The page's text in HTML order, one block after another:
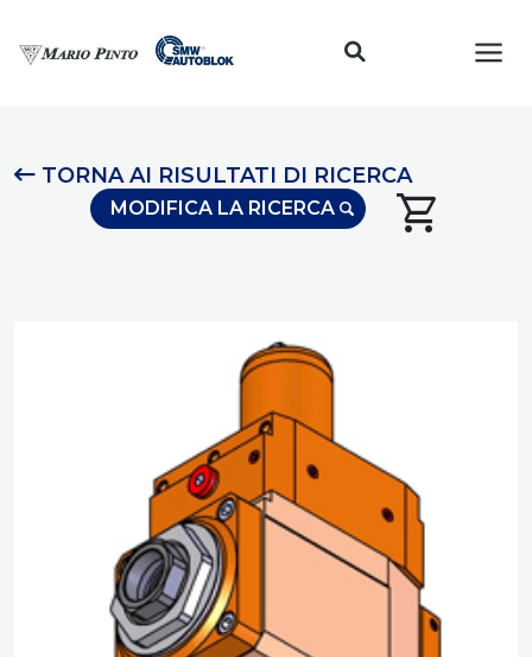
TORNA AI RISULTATI DI RICERCA
MODIFICA LA RICERCA shopping_cart